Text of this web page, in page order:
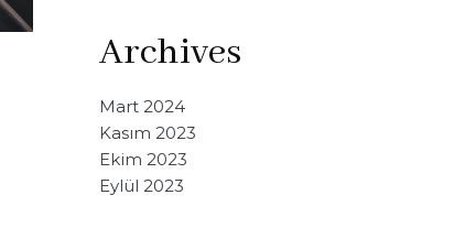
Archives
Mart 2024
Kasım 2023
Ekim 2023
Eylül 2023